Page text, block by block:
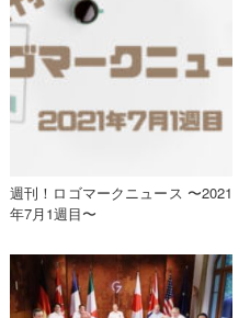
週刊！ロゴマークニュース 〜2021
年7月1週目〜